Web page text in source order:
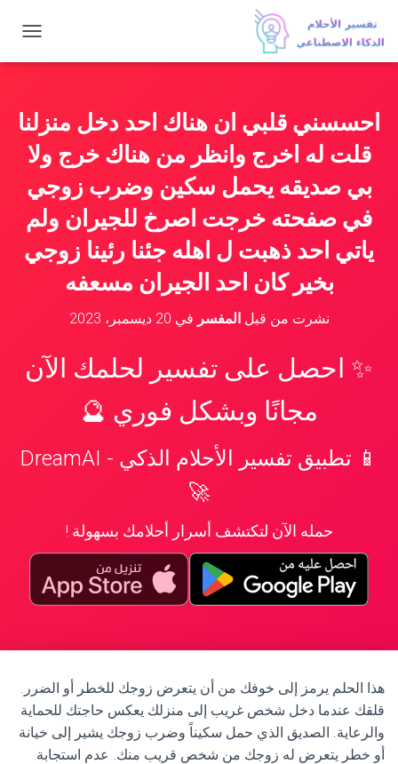
ب
ا
ل
ت
ق
احسسني قلبي ان هناك احد دخل منزلنا
قلت له اخرج وانظر من هناك خرج ولا
بي صديقه يحمل سكين وضرب زوجي
في صفحته خرجت اصرخ للجيران ولم
ياتي احد ذهبت ل اهله جئنا رئينا زوجي
بخير كان احد الجيران مسعفه
نشرت من قبلالمفسر في 20 ديسمبر، 2023
✨ احصل على تفسير لحلمك الآن
مجانًا وبشكل فوري 🔮
📱 تطبيق تفسير الأحلام الذكي - DreamAI
🚀
حمله الآن لتكتشف أسرار أحلامك بسهولة !
هذا الحلم يرمز إلى خوفك من أن يتعرض زوجك للخطر أو الضرر.
قلقك عندما دخل شخص غريب إلى منزلك يعكس حاجتك للحماية
والرعاية. الصديق الذي حمل سكيناً وضرب زوجك يشير إلى خيانة
أو خطر يتعرض له زوجك من شخص قريب منك. عدم استجابة